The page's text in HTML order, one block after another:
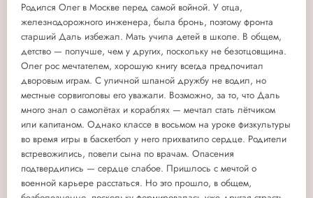
Родился Олег в Москве перед самой войной. У отца,
железнодорожного инженера, была бронь, поэтому фронта
старший Даль избежал. Мать учила детей в школе. В общем,
детство — получше, чем у других, поскольку не безотцовщина.
Олег рос мечтателем, хорошую книгу всегда предпочитал
дворовым играм. С уличной шпаной дружбу не водил, но
местные сорвиголовы его уважали. Возможно, за то, что Даль
много знал о самолётах и кораблях — мечтал стать лётчиком
или капитаном. Однако классе в восьмом на уроке физкультуры
во время игры в баскетбол у него прихватило сердце. Родители
встревожились, повели сына по врачам. Опасения
подтвердились — сердце слабое. Пришлось с мечтой о
военной карьере расстаться. Но это прошло, в общем,